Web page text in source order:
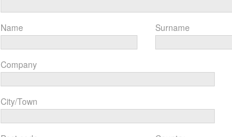
Name Surname
Company
City/Town